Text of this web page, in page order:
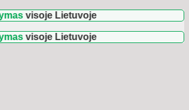
Lietuvoje 🚛 Užsakymams nuo
Lietuvoje 🚛 Užsakymams nuo